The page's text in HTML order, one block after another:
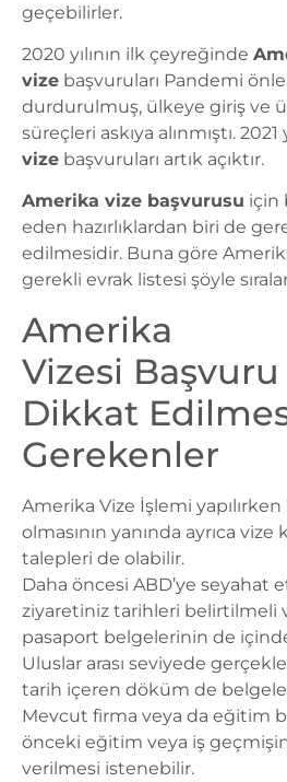
geçebilirler.
2020 yılının ilk çeyreğinde
vize başvuruları Pandemi
durdurulmuş, ülkeye giriş ve
süreçleri askıya alınmıştı. 2021
vize başvuruları artık açıktır.
Amerika vize başvurusu için
eden hazırlıklardan biri de
edilmesidir. Buna göre
gerekli evrak listesi şöyle
Amerika
Vizesi
Dikkat
Gerekenler
Amerika Vize İşlemi
olmasının yanında ayrıca
talepleri de olabilir.
Daha öncesi ABD’ye seyahat
ziyaretiniz tarihleri belirtilmeli
pasaport belgelerinin de
Uluslar arası seviyede
tarih içeren döküm de
Mevcut firma veya da eğitim
önceki eğitim veya iş
verilmesi istenebilir.